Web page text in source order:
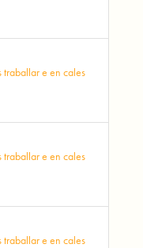
traballar e en cales
traballar e en cales
traballar e en cales